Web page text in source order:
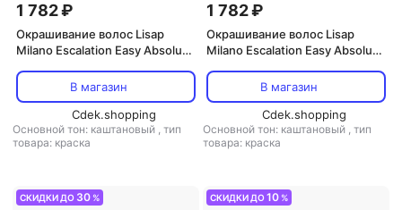
1 782 ₽
Окрашивание волос Lisap
Milano Escalation Easy Absolute
волос, 44/48 глубокий каштан
радужное красное дерево, 60
В магазин
Cdek.shopping
Основной тон: каштановый , тип
товара: краска
1 782 ₽
Окрашивание волос Lisap
Milano Escalation Easy Absolute
волос, 5/03 светлый шатен
золотистый, 60 мл
В магазин
Cdek.shopping
Основной тон: каштановый , тип
товара: краска
СКИДКИ ДО 30 % СКИДКИ ДО10 %